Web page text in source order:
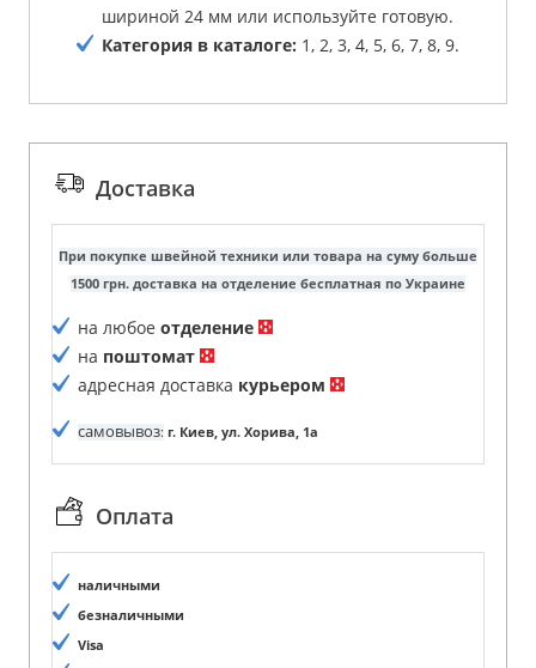
шириной 24 мм или используйте готовую.
Категория в каталоге: 1, 2, 3, 4, 5, 6, 7, 8, 9.
Доставка
При покупке швейной техники или товара на суму больше
1500 грн. доставка на отделение бесплатная по Украине
на любое отделение
на поштомат
адресная доставка курьером
самовывоз: г. Киев, ул. Хорива, 1а
Оплата
наличными
безналичными
Visa